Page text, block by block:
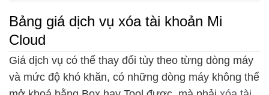
Bảng giá dịch vụ xóa tài khoản Mi
Cloud
Giá dịch vụ có thể thay đổi tùy theo từng dòng máy
và mức độ khó khăn, có những dòng máy không thể